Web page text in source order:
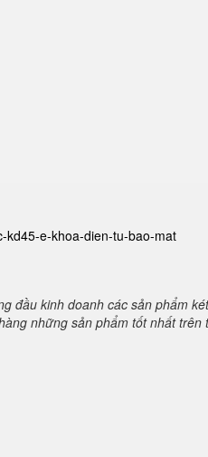
kd45-e-khoa-dien-tu-bao-mat
đầu kinh doanh các sản phẩm két
những sản phẩm tốt nhất trên